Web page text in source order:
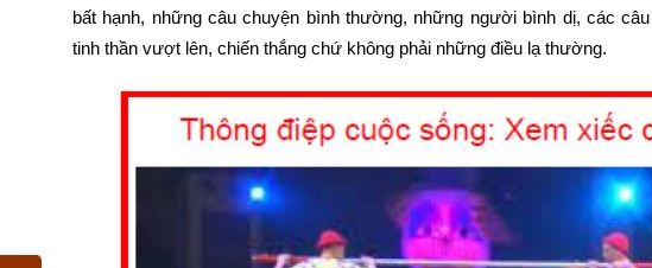
bất hạnh, những câu chuyện bình thường, những người bình dị, các
tinh thần vượt lên, chiến thắng chứ không phải những điều lạ thường.